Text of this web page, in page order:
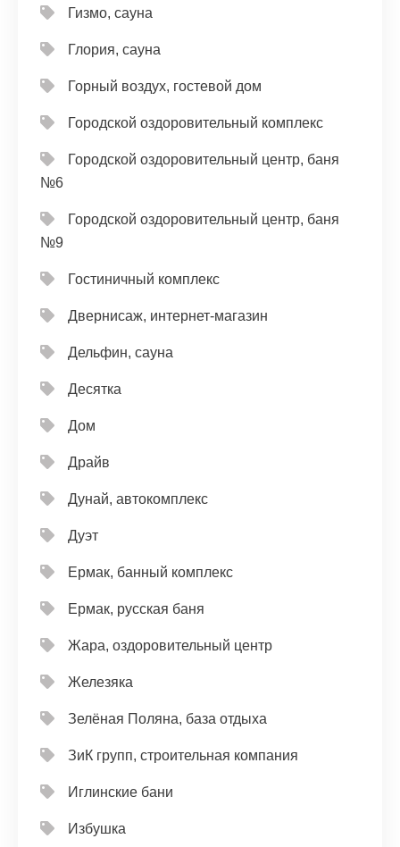
Гизмо, сауна
Глория, сауна
Горный воздух, гостевой дом
Городской оздоровительный комплекс
Городской оздоровительный центр, баня
№6
Городской оздоровительный центр, баня
№9
Гостиничный комплекс
Двернисаж, интернет-магазин
Дельфин, сауна
Десятка
Дом
Драйв
Дунай, автокомплекс
Дуэт
Ермак, банный комплекс
Ермак, русская баня
Жара, оздоровительный центр
Железяка
Зелёная Поляна, база отдыха
ЗиК групп, строительная компания
Иглинские бани
Избушка